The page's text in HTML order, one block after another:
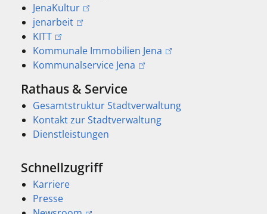
JenaKultur
jenarbeit
KITT
Kommunale Immobilien Jena
Kommunalservice Jena
Rathaus & Service
Gesamtstruktur Stadtverwaltung
Kontakt zur Stadtverwaltung
Dienstleistungen
Schnellzugriff
Karriere
Presse